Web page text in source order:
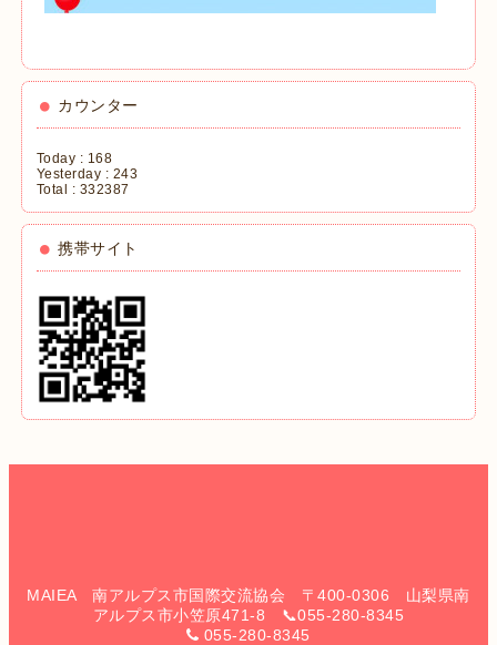
カウンター
Today : 168
Yesterday : 243
Total : 332387
携帯サイト
MAIEA 南アルプス市国際交流協会 〒400-0306 山梨県南
アルプス市小笠原471-8 📞055-280-8345
055-280-8345